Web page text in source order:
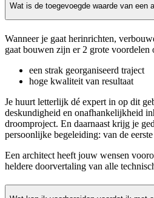
Wat is de toegevoegde waarde van een
Wanneer je gaat herinrichten,
gaat bouwen zijn er 2 grote voordelen
een strak georganiseerd traject
hoge kwaliteit van resultaat
Je huurt letterlijk dé expert in op dit
deskundigheid en onafhankelijkheid
droomproject. En daarnaast krijg je
persoonlijke begeleiding: van de
Een architect heeft jouw wensen
heldere doorvertaling van alle